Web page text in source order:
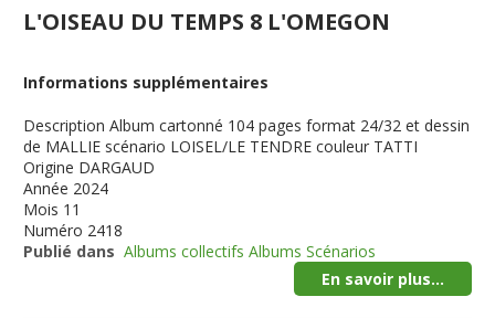
L'OISEAU DU TEMPS 8 L'OMEGON
Informations supplémentaires
Description Album cartonné 104 pages format 24/32 et dessin
de MALLIE scénario LOISEL/LE TENDRE couleur TATTI
Origine DARGAUD
Année 2024
Mois 11
Numéro 2418
Publié dans Albums collectifs Albums Scénarios
En savoir plus...